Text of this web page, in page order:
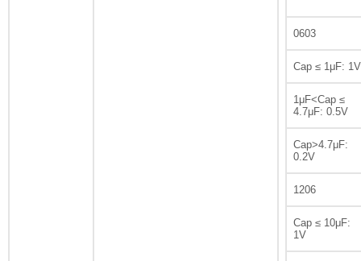
0603
Cap ≤ 1μF: 1V
1μF<Cap ≤
4.7μF: 0.5V
Cap>4.7μF:
0.2V
1206
Cap ≤ 10μF:
1V